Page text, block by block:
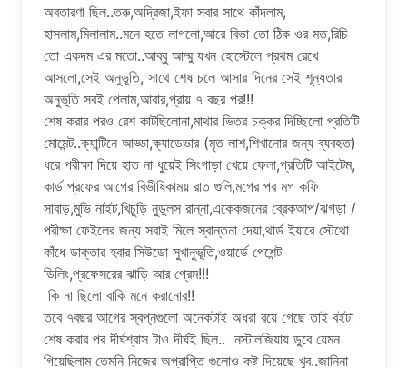
অবতারণা ছিল..তরু,অদ্রিজা,ইফা সবার সাথে কাঁদলাম,
হাসলাম,মিলালাম..মনে হতে লাগলো,আরে বিভা তো ঠিক ওর মত,রিচি
তো একদম এর মতো..আব্বু আম্মু যখন হোস্টেলে প্রথম রেখে
আসলো,সেই অনুভূতি, সাথে শেষ চলে আসার দিনের সেই শূন্যতার
অনুভূতি সবই পেলাম,আবার,প্রায় ৭ বছর পর!!!
শেষ করার পরও রেশ কাটছিলোনা,মাথার ভিতর চক্কর দিচ্ছিলো প্রতিটি
মোমেন্ট..ক্যান্টিনে আড্ডা,ক্যাডেভার (মৃত লাশ,শিখানোর জন্য ব্যবহৃত)
ধরে পরীক্ষা দিয়ে হাত না ধুয়েই সিংগাড়া খেয়ে ফেলা,প্রতিটি আইটেম,
কার্ড প্রফের আগের বিভীষিকাময় রাত গুলি,মগের পর মগ কফি
সাবাড়,মুভি নাইট,খিচুড়ি নুডুলস রান্না,একেকজনের ব্রেকআপ/ঝগড়া /
পরীক্ষা ফেইলের জন্য সবাই মিলে স্বান্তনা দেয়া,থার্ড ইয়ারে স্টেথো
কাঁধে ডাক্তার হবার সিউডো সুখানুভূতি,ওয়ার্ডে পেশেন্ট
ডিলিং,প্রফেসরের ঝাড়ি আর প্রেম!!!
কি না ছিলো বাকি মনে করানোর!!
তবে ৭বছর আগের স্বপ্নগুলো অনেকটাই অধরা রয়ে গেছে তাই বইটা
শেষ করার পর দীর্ঘশ্বাস টাও দীর্ঘই ছিল.. নস্টালজিয়ায় ডুবে যেমন
গিয়েছিলাম তেমনি নিজের অপ্রাপ্তি গুলোও কষ্ট দিয়েছে খুব..জানিনা